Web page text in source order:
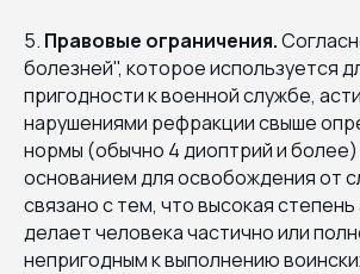
5. Правовые ограничения.
болезней", которое используется
пригодности к военной службе,
нарушениями рефракции свыше
нормы (обычно 4 диоптрий и более)
основанием для освобождения от
связано с тем, что высокая
делает человека частично или
непригодным к выполнению